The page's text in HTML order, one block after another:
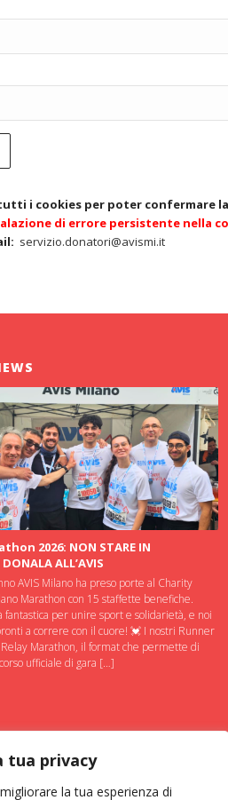
tua privacy
la tua esperienza di
i cookies per poter confermare
di errore persistente nella
servizio.donatori@avismi.it
2026: NON STARE IN
ALL’AVIS
AVIS Milano ha preso porte al Charity
Marathon con 15 staffette benefiche.
fantastica per unire sport e solidarietà, e noi
a correre con il cuore! 💓 I nostri Runner
Relay Marathon, il format che permette di
ufficiale di gara […]